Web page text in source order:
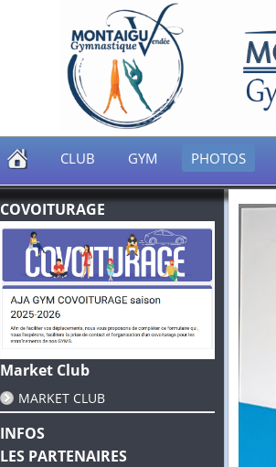
CLUB GYM PHOTOS
COVOITURAGE
Market Club
MARKET CLUB
INFOS
LES PARTENAIRES